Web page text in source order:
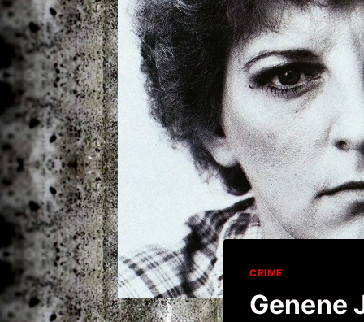
CRIME
Genene